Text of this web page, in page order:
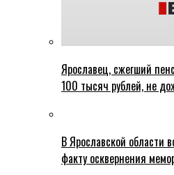
Ярославец, сжегший
100 тысяч рублей, не
В Ярославской области
факту осквернения